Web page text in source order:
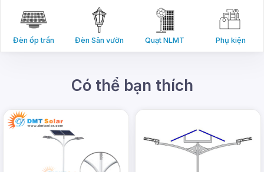
Đèncổng tròn
được làm bằng các vật liệu chất
lượng cao, bao gồm thép không gỉ và acrylic. Điều
tiết tốt. Đèn cũng được trang bị công nghệ IP65,
có nghĩa là nó được bảo vệ chống lại nước và bụi
Đèn ốp trần Đèn Sân vườn Quạt NLMT Phụ kiện
Có thể bạn thích